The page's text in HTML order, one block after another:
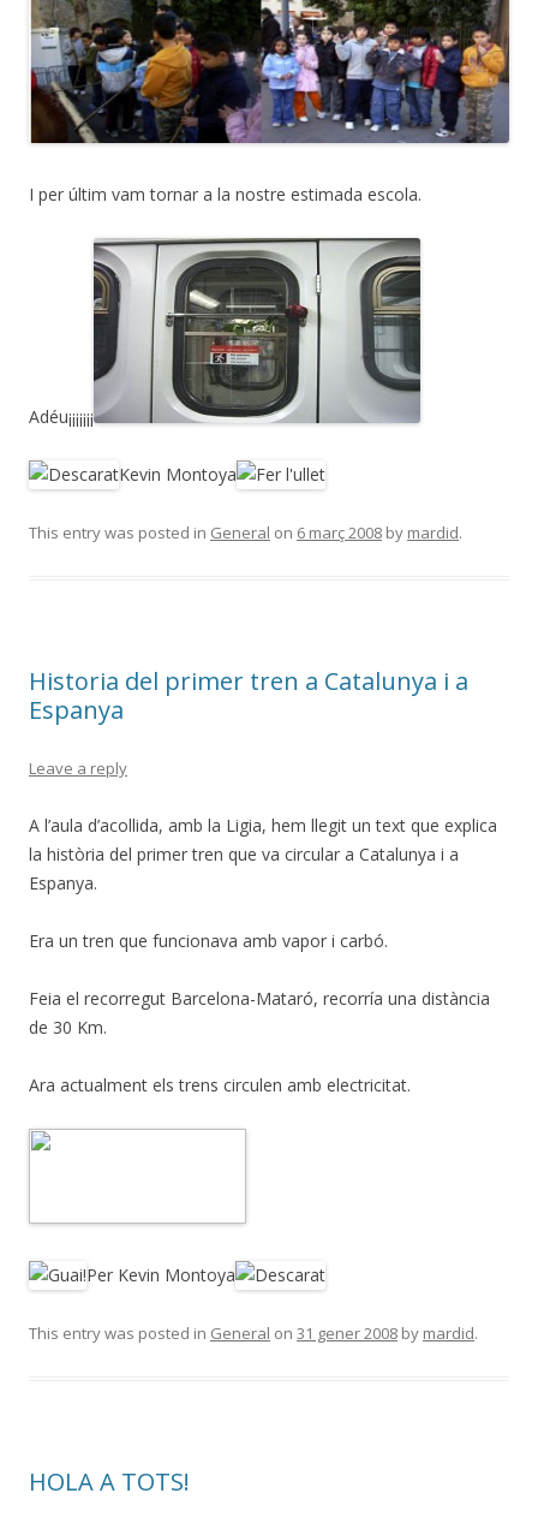
I per últim vam tornar a la nostre estimada escola.
Adéu¡¡¡¡¡¡¡
Kevin Montoya
This entry was posted in General on 6 març 2008 by mardid.
Historia del primer tren a Catalunya i a
Espanya
Leave a reply
A l’aula d’acollida, amb la Ligia, hem llegit un text que explica
la història del primer tren que va circular a Catalunya i a
Espanya.
Era un tren que funcionava amb vapor i carbó.
Feia el recorregut Barcelona-Mataró, recorría una distància
de 30 Km.
Ara actualment els trens circulen amb electricitat.
Per Kevin Montoya
This entry was posted in General on 31 gener 2008 by mardid.
HOLA A TOTS!